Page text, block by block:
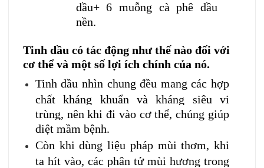
dầu+ 6 muỗng cà phê dầu
nền.
Tinh dầu có tác động như thế nào đối với
cơ thể và một số lợi ích chính của nó.
Tinh dầu nhìn chung đều mang các hợp
chất kháng khuẩn và kháng siêu vi
trùng, nên khi đi vào cơ thể, chúng giúp
diệt mầm bệnh.
Còn khi dùng liệu pháp mùi thơm, khi
ta hít vào, các phân tử mùi hương trong